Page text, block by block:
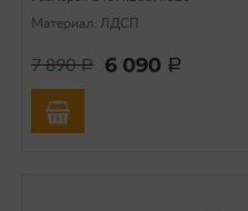
Материал: ЛДСП
7 890a 6 090 a